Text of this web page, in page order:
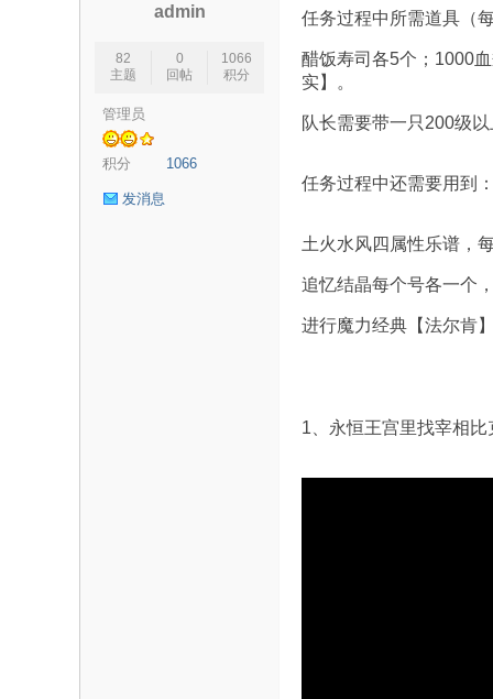
admin
82
主题
0
回帖
1066
积分
管理员
积分 1066
发消息
任务过程中所需道具（
醋饭寿司各5个；1000
实】。
队长需要带一只200级
任务过程中还需要用到
土火水风四属性乐谱，
追忆结晶每个号各一个
进行魔力经典【法尔肯
1、永恒王宫里找宰相